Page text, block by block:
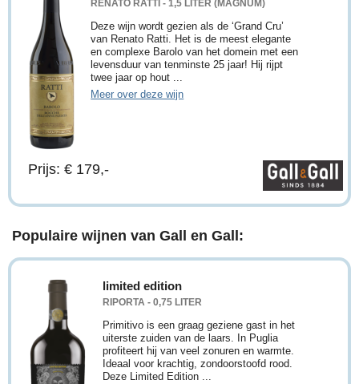
RENATO RATTI - 1,5 LITER (MAGNUM)
Deze wijn wordt gezien als de ‘Grand Cru’
van Renato Ratti. Het is de meest elegante
en complexe Barolo van het domein met een
levensduur van tenminste 25 jaar! Hij rijpt
twee jaar op hout ...
Meer over deze wijn
Prijs: € 179,-
Populaire wijnen van Gall en Gall:
limited edition
RIPORTA - 0,75 LITER
Primitivo is een graag geziene gast in het
uiterste zuiden van de laars. In Puglia
profiteert hij van veel zonuren en warmte.
Ideaal voor krachtig, zondoorstoofd rood.
Deze Limited Edition ...